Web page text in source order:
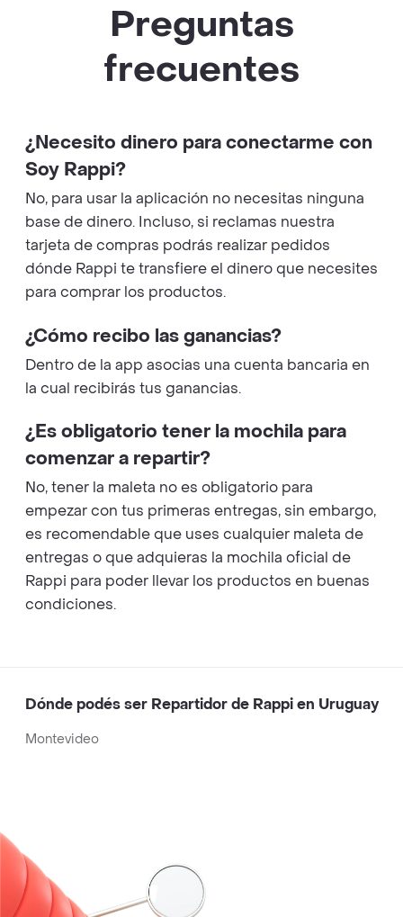
Preguntas
frecuentes
¿Necesito dinero para conectarme con
Soy Rappi?
No, para usar la aplicación no necesitas ninguna
base de dinero. Incluso, si reclamas nuestra
tarjeta de compras podrás realizar pedidos
dónde Rappi te transfiere el dinero que necesites
para comprar los productos.
¿Cómo recibo las ganancias?
Dentro de la app asocias una cuenta bancaria en
la cual recibirás tus ganancias.
¿Es obligatorio tener la mochila para
comenzar a repartir?
No, tener la maleta no es obligatorio para
empezar con tus primeras entregas, sin embargo,
es recomendable que uses cualquier maleta de
entregas o que adquieras la mochila oficial de
Rappi para poder llevar los productos en buenas
condiciones.
Dónde podés ser Repartidor de Rappi en Uruguay
Montevideo